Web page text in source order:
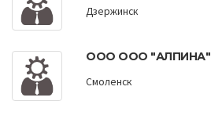
Дзержинск
ООО ООО "АЛПИНА"
Смоленск